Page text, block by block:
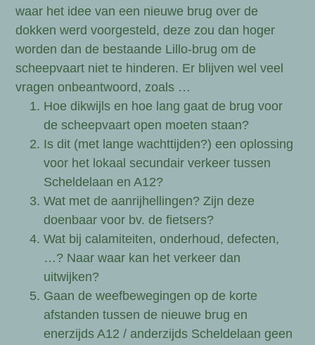
waar het idee van een nieuwe brug over de
dokken werd voorgesteld, deze zou dan hoger
worden dan de bestaande Lillo-brug om de
scheepvaart niet te hinderen. Er blijven wel veel
vragen onbeantwoord, zoals …
Hoe dikwijls en hoe lang gaat de brug voor
de scheepvaart open moeten staan?
Is dit (met lange wachttijden?) een oplossing
voor het lokaal secundair verkeer tussen
Scheldelaan en A12?
Wat met de aanrijhellingen? Zijn deze
doenbaar voor bv. de fietsers?
Wat bij calamiteiten, onderhoud, defecten,
…? Naar waar kan het verkeer dan
uitwijken?
Gaan de weefbewegingen op de korte
afstanden tussen de nieuwe brug en
enerzijds A12 / anderzijds Scheldelaan geen